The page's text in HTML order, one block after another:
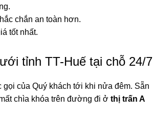
chắn an toàn hơn.
tốt nhất.
tỉnh TT-Huế tại chỗ 24/7
gọi của Quý khách tới khi nửa đêm. Sẵn
chìa khóa trên đường đi ở thị trấn A